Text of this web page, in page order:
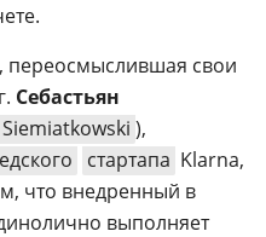
переосмыслившая свои
Себастьян
),
стартапа Klarna,
что внедренный в
выполняет